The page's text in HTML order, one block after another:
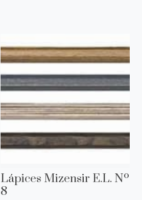
Lápices Mizensir E.L. Nº
8